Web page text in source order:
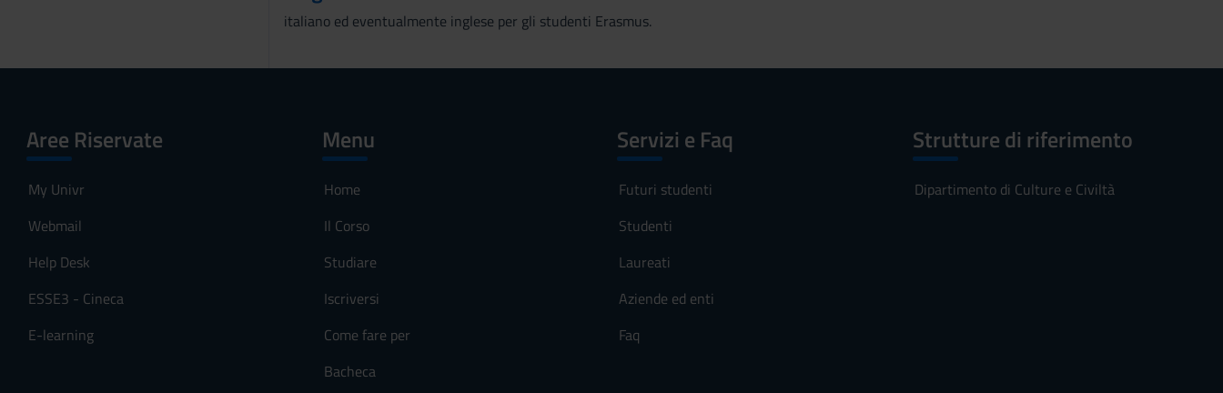
italiano ed eventualmente inglese per gli studenti Erasmus.
Aree Riservate
My Univr
Webmail
Help Desk
ESSE3 - Cineca
E-learning
Menu
Home
Il Corso
Studiare
Iscriversi
Come fare per
Bacheca
Servizi e Faq
Futuri studenti
Studenti
Laureati
Aziende ed enti
Faq
Strutture di riferimento
Dipartimento di Culture e Civiltà